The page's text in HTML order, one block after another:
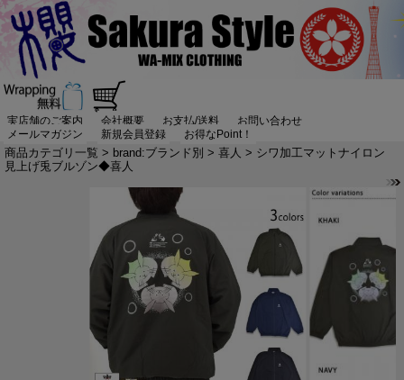
実店舗のご案内 会社概要 お支払/送料
お問い合わせ
メールマガジン
新規会員登録 お得なPoint！
商品カテゴリ一覧 > brand:ブランド別 > 喜人 > シワ加工マットナイロン
見上げ兎ブルゾン◆喜人